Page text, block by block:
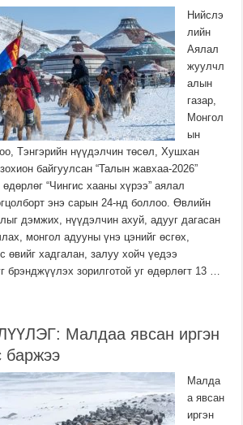
Нийслэ
лийн
Аялал
жуулчл
алын
газар,
Монгол
ын
Тэнгэрийн нүүдэлчин төсөл, Хушхан
байгуулсан “Талын жавхаа-2026”
“Чингис хааны хүрээ” аялал
энэ сарын 24-нд боллоо. Өвлийн
дэмжих, нүүдэлчин ахуй, адууг дагасан
монгол адууны үнэ цэнийг өсгөх,
өвийг хадгалан, залуу хойч үедээ
брэнджүүлэх зорилготой уг өдөрлөгт 13 …
Малдаа явсан иргэн
баржээ
Малда
а явсан
иргэн